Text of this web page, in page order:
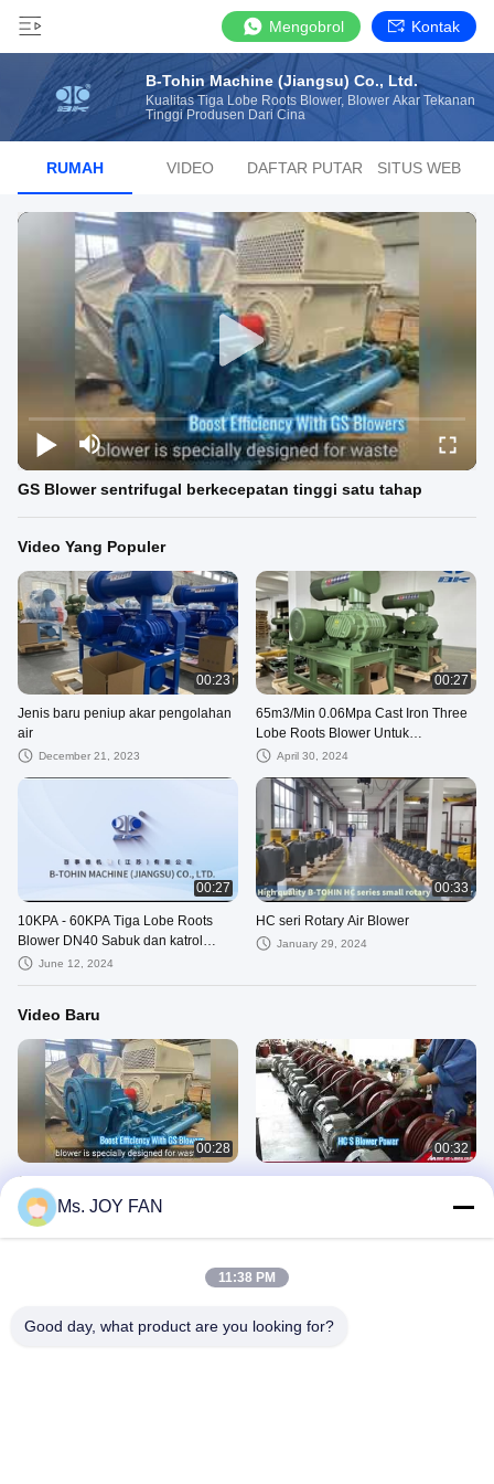
Mengobrol Kontak
B-Tohin Machine (Jiangsu) Co., Ltd.
Kualitas Tiga Lobe Roots Blower, Blower Akar Tekanan
Tinggi Produsen Dari Cina
RUMAH VIDEO DAFTAR PUTAR SITUS WEB
GS Blower sentrifugal berkecepatan tinggi satu tahap
Video Yang Populer
00:23
Jenis baru peniup akar pengolahan
air
December 21, 2023
00:27
65m3/Min 0.06Mpa Cast Iron Three
Lobe Roots Blower Untuk
Pneumatic Conveying
April 30, 2024
00:27
10KPA - 60KPA Tiga Lobe Roots
Blower DN40 Sabuk dan katrol
Jenis koneksi
June 12, 2024
00:33
HC seri Rotary Air Blower
January 29, 2024
Video Baru
00:28
GS Blower sentrifugal berkecepatan
tinggi satu tahap
June 03, 2026
00:32
Ms. JOY FAN
11:38 PM
Good day, what product are you looking for?